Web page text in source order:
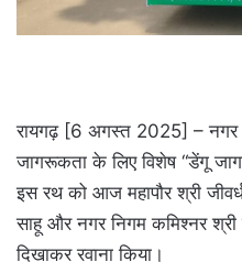
रायगढ़ [6 अगस्त 2025] – नगर
जागरूकता के लिए विशेष “डेंगू
इस रथ को आज महापौर श्री
साहू और नगर निगम कमिश्नर श्री
दिखाकर रवाना किया।